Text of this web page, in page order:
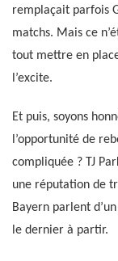
remplaçait parfois
matchs. Mais ce
tout mettre en
l’excite.
Et puis, soyons
l’opportunité de
compliquée ? TJ
une réputation de
Bayern parlent
le dernier à partir.